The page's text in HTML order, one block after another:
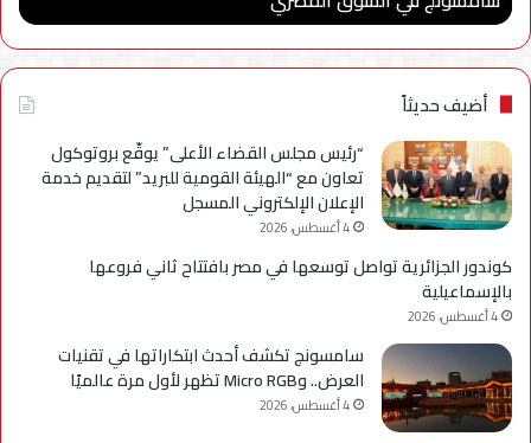
السوق
المصري
مع
أضيف حديثاً
“رئيس مجلس القضاء الأعلى” يوقّع بروتوكول
تعاون مع “الهيئة القومية للبريد” لتقديم خدمة
الإعلان الإلكتروني المسجل
4 أغسطس، 2026
كوندور الجزائرية تواصل توسعها في مصر بافتتاح ثاني فروعها
بالإسماعيلية
4 أغسطس، 2026
سامسونج تكشف أحدث ابتكاراتها في تقنيات
العرض.. وMicro RGB تظهر لأول مرة عالميًا
4 أغسطس، 2026